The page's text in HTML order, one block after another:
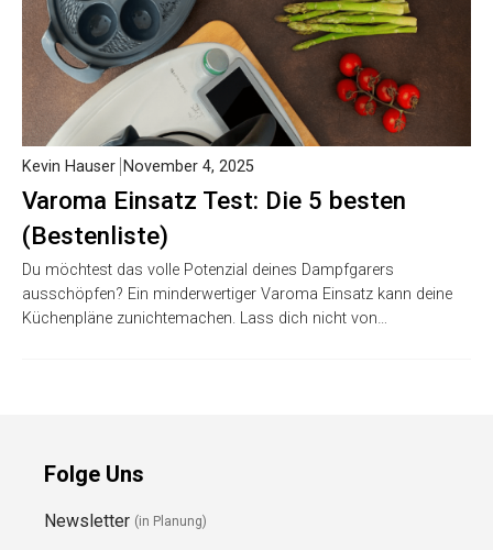
Varoma Einsatz Test: Die 5 besten
(Bestenliste)
Kevin Hauser November 4, 2025
Du möchtest das volle Potenzial deines Dampfgarers
ausschöpfen? Ein minderwertiger Varoma Einsatz kann deine
Küchenpläne zunichtemachen. Lass dich nicht von…
Folge Uns
Newsletter (in Planung)